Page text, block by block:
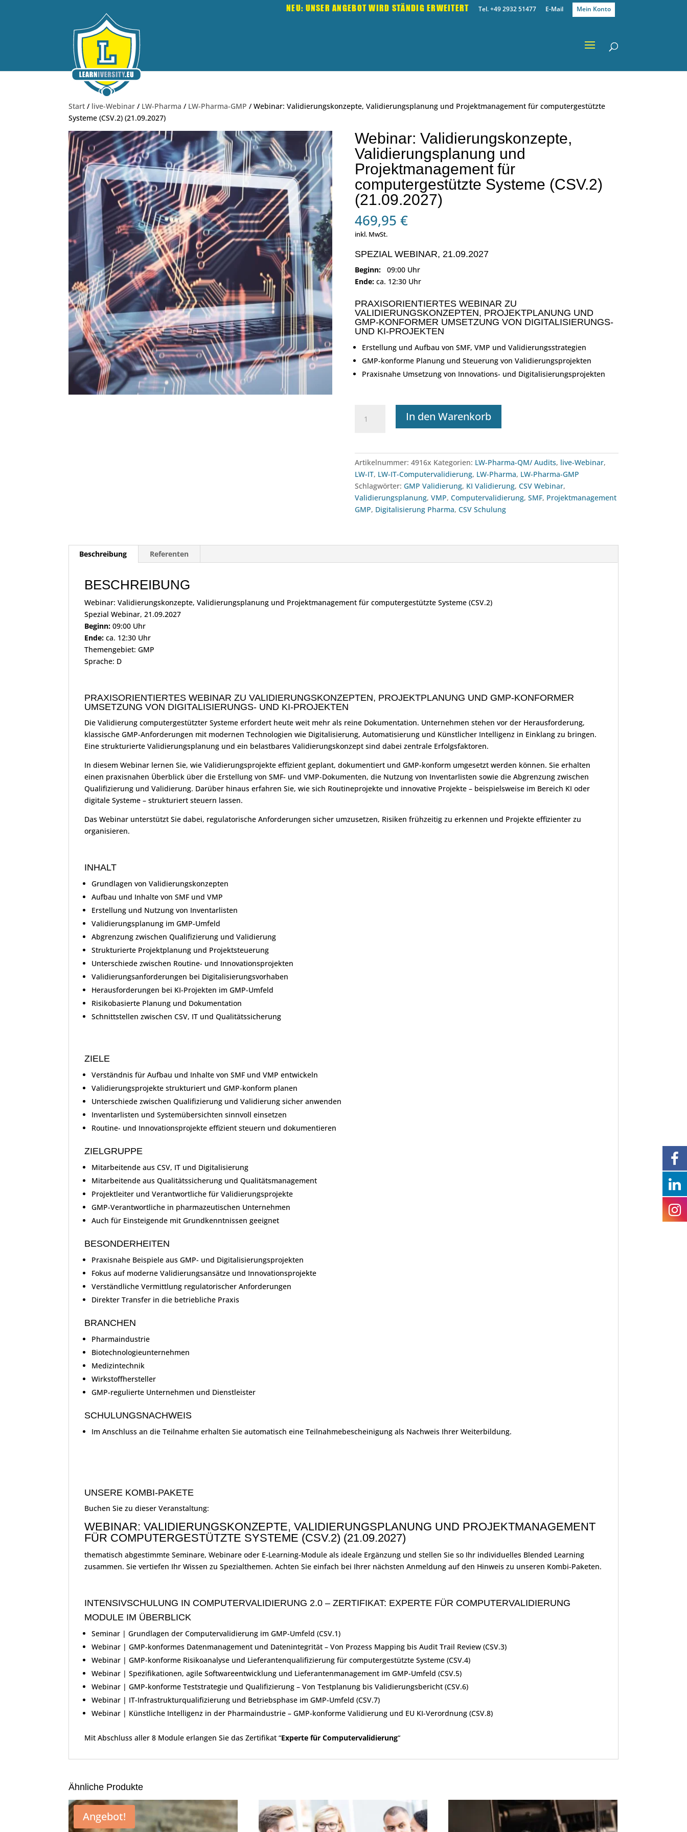
NEU: UNSER ANGEBOT WIRD STÄNDIG ERWEITERT Tel. +49 2932 51477 E-Mail Mein Konto
Start / live-Webinar / LW-Pharma / LW-Pharma-GMP / Webinar: Validierungskonzepte, Validierungsplanung und Projektmanagement für computergestützte
Systeme (CSV.2) (21.09.2027)
Webinar: Validierungskonzepte,
Validierungsplanung und
Projektmanagement für
computergestützte Systeme (CSV.2)
(21.09.2027)
469,95 €
inkl. MwSt.
SPEZIAL WEBINAR, 21.09.2027
Beginn:09:00 Uhr
Ende:ca. 12:30 Uhr
PRAXISORIENTIERTES WEBINAR ZU
VALIDIERUNGSKONZEPTEN, PROJEKTPLANUNG UND
GMP-KONFORMER UMSETZUNG VON DIGITALISIERUNGS-
UND KI-PROJEKTEN
Erstellung und Aufbau von SMF, VMP und Validierungsstrategien
GMP-konforme Planung und Steuerung von Validierungsprojekten
Praxisnahe Umsetzung von Innovations- und Digitalisierungsprojekten
Validierungskonzepte,
Projektmanagement
computergestützte
Systeme
(21.09.2027)
In den Warenkorb
Artikelnummer: 4916x Kategorien: LW-Pharma-QM/ Audits, live-Webinar,
LW-IT, LW-IT-Computervalidierung, LW-Pharma, LW-Pharma-GMP
Schlagwörter: GMP Validierung, KI Validierung, CSV Webinar,
Validierungsplanung, VMP, Computervalidierung, SMF, Projektmanagement
GMP, Digitalisierung Pharma, CSV Schulung
Beschreibung Referenten
BESCHREIBUNG
Webinar: Validierungskonzepte, Validierungsplanung und Projektmanagement für computergestützte Systeme (CSV.2)
Spezial Webinar, 21.09.2027
Beginn: 09:00 Uhr
Ende: ca. 12:30 Uhr
Themengebiet: GMP
Sprache: D
PRAXISORIENTIERTES WEBINAR ZU VALIDIERUNGSKONZEPTEN, PROJEKTPLANUNG UND GMP-KONFORMER
UMSETZUNG VON DIGITALISIERUNGS- UND KI-PROJEKTEN
Die Validierung computergestützter Systeme erfordert heute weit mehr als reine Dokumentation. Unternehmen stehen vor der Herausforderung,
klassische GMP-Anforderungen mit modernen Technologien wie Digitalisierung, Automatisierung und Künstlicher Intelligenz in Einklang zu bringen.
Eine strukturierte Validierungsplanung und ein belastbares Validierungskonzept sind dabei zentrale Erfolgsfaktoren.
In diesem Webinar lernen Sie, wie Validierungsprojekte effizient geplant, dokumentiert und GMP-konform umgesetzt werden können. Sie erhalten
einen praxisnahen Überblick über die Erstellung von SMF- und VMP-Dokumenten, die Nutzung von Inventarlisten sowie die Abgrenzung zwischen
Qualifizierung und Validierung. Darüber hinaus erfahren Sie, wie sich Routineprojekte und innovative Projekte – beispielsweise im Bereich KI oder
digitale Systeme – strukturiert steuern lassen.
Das Webinar unterstützt Sie dabei, regulatorische Anforderungen sicher umzusetzen, Risiken frühzeitig zu erkennen und Projekte effizienter zu
organisieren.
INHALT
Grundlagen von Validierungskonzepten
Aufbau und Inhalte von SMF und VMP
Erstellung und Nutzung von Inventarlisten
Validierungsplanung im GMP-Umfeld
Abgrenzung zwischen Qualifizierung und Validierung
Strukturierte Projektplanung und Projektsteuerung
Unterschiede zwischen Routine- und Innovationsprojekten
Validierungsanforderungen bei Digitalisierungsvorhaben
Herausforderungen bei KI-Projekten im GMP-Umfeld
Risikobasierte Planung und Dokumentation
Schnittstellen zwischen CSV, IT und Qualitätssicherung
ZIELE
Verständnis für Aufbau und Inhalte von SMF und VMP entwickeln
Validierungsprojekte strukturiert und GMP-konform planen
Unterschiede zwischen Qualifizierung und Validierung sicher anwenden
Inventarlisten und Systemübersichten sinnvoll einsetzen
Routine- und Innovationsprojekte effizient steuern und dokumentieren
ZIELGRUPPE
Mitarbeitende aus CSV, IT und Digitalisierung
Mitarbeitende aus Qualitätssicherung und Qualitätsmanagement
Projektleiter und Verantwortliche für Validierungsprojekte
GMP-Verantwortliche in pharmazeutischen Unternehmen
Auch für Einsteigende mit Grundkenntnissen geeignet
BESONDERHEITEN
Praxisnahe Beispiele aus GMP- und Digitalisierungsprojekten
Fokus auf moderne Validierungsansätze und Innovationsprojekte
Verständliche Vermittlung regulatorischer Anforderungen
Direkter Transfer in die betriebliche Praxis
BRANCHEN
Pharmaindustrie
Biotechnologieunternehmen
Medizintechnik
Wirkstoffhersteller
GMP-regulierte Unternehmen und Dienstleister
SCHULUNGSNACHWEIS
Im Anschluss an die Teilnahme erhalten Sie automatisch eine Teilnahmebescheinigung als Nachweis Ihrer Weiterbildung.
UNSERE KOMBI-PAKETE
Buchen Sie zu dieser Veranstaltung:
WEBINAR: VALIDIERUNGSKONZEPTE, VALIDIERUNGSPLANUNG UND PROJEKTMANAGEMENT
FÜR COMPUTERGESTÜTZTE SYSTEME (CSV.2) (21.09.2027)
thematisch abgestimmte Seminare, Webinare oder E-Learning-Module als ideale Ergänzung und stellen Sie so Ihr individuelles Blended Learning
zusammen. Sie vertiefen Ihr Wissen zu Spezialthemen. Achten Sie einfach bei Ihrer nächsten Anmeldung auf den Hinweis zu unseren Kombi-Paketen.
INTENSIVSCHULUNG IN COMPUTERVALIDIERUNG 2.0 – ZERTIFIKAT: EXPERTE FÜR COMPUTERVALIDIERUNG
MODULE IM ÜBERBLICK
Seminar | Grundlagen der Computervalidierung im GMP-Umfeld (CSV.1)
Webinar | GMP-konformes Datenmanagement und Datenintegrität – Von Prozess Mapping bis Audit Trail Review (CSV.3)
Webinar | GMP-konforme Risikoanalyse und Lieferantenqualifizierung für computergestützte Systeme (CSV.4)
Webinar | Spezifikationen, agile Softwareentwicklung und Lieferantenmanagement im GMP-Umfeld (CSV.5)
Webinar | GMP-konforme Teststrategie und Qualifizierung – Von Testplanung bis Validierungsbericht (CSV.6)
Webinar | IT-Infrastrukturqualifizierung und Betriebsphase im GMP-Umfeld (CSV.7)
Webinar | Künstliche Intelligenz in der Pharmaindustrie – GMP-konforme Validierung und EU KI-Verordnung (CSV.8)
Mit Abschluss aller 8 Module erlangen Sie das Zertifikat “Experte für Computervalidierung“
Ähnliche Produkte
Angebot!